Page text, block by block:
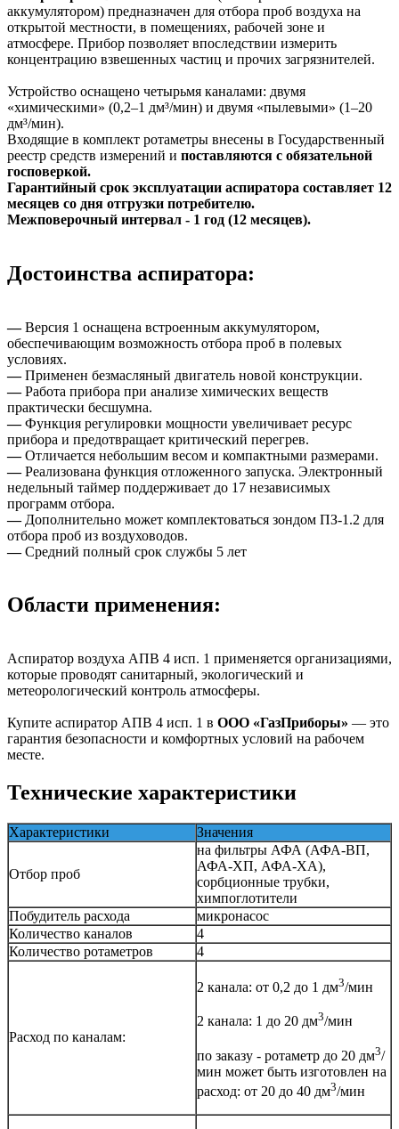
аккумулятором) предназначен для отбора проб воздуха на
открытой местности, в помещениях, рабочей зоне и
атмосфере. Прибор позволяет впоследствии измерить
концентрацию взвешенных частиц и прочих загрязнителей.
Устройство оснащено четырьмя каналами: двумя
«химическими» (0,2–1 дм³/мин) и двумя «пылевыми» (1–20
дм³/мин).
Входящие в комплект ротаметры внесены в Государственный
реестр средств измерений и поставляются с обязательной
госповеркой.
Гарантийный срок эксплуатации аспиратора составляет 12
месяцев со дня отгрузки потребителю.
Межповерочный интервал - 1 год (12 месяцев).
Достоинства аспиратора:
—Версия 1 оснащена встроенным аккумулятором,
обеспечивающим возможность отбора проб в полевых
условиях.
—Применен безмасляный двигатель новой конструкции.
—Работа прибора при анализе химических веществ
практически бесшумна.
—Функция регулировки мощности увеличивает ресурс
прибора и предотвращает критический перегрев.
—Отличается небольшим весом и компактными размерами.
—Реализована функция отложенного запуска. Электронный
недельный таймер поддерживает до 17 независимых
программ отбора.
— Дополнительно может комплектоваться зондом ПЗ-1.2 для
отбора проб из воздуховодов.
—Средний полный срок службы 5 лет
Области применения:
Аспиратор воздуха АПВ 4 исп. 1 применяется организациями,
которые проводят санитарный, экологический и
метеорологический контроль атмосферы.
Купите аспиратор АПВ 4 исп. 1 в ООО «ГазПриборы» — это
гарантия безопасности и комфортных условий на рабочем
месте.
Технические характеристики
Характеристики Значения
Отбор проб
на фильтры АФА (АФА-ВП,
АФА-ХП, АФА-ХА),
сорбционные трубки,
химпоглотители
Побудитель расхода
микронасос
Количество каналов
4
Количество ротаметров
4
Расход по каналам:
2 канала: от 0,2 до 1 дм3/мин
2 канала: 1 до 20 дм3/мин
по заказу - ротаметр до 20 дм3/
мин может быть изготовлен на
расход: от 20 до 40 дм3/мин